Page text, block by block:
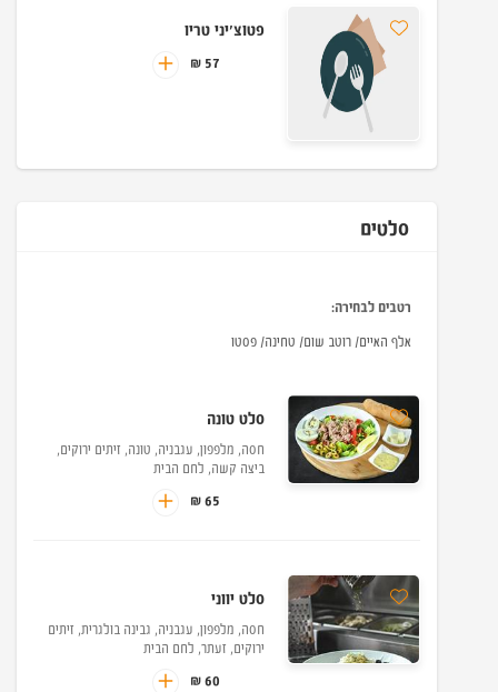
פטוצ'יני טריו
57 ₪
סלטים
רטבים לבחירה:
אלף האיים/ רוטב שום/ טחינה/ פסטו
סלט טונה
חסה, מלפפון, עגבניה, טונה, זיתים ירוקים,
ביצה קשה, לחם הבית
65 ₪
סלט יווני
חסה, מלפפון, עגבניה, גבינה בולגרית, זיתים
ירוקים, זעתר, לחם הבית
60 ₪